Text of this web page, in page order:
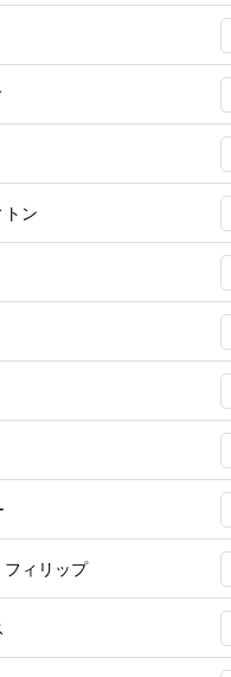
トン
フィリップ